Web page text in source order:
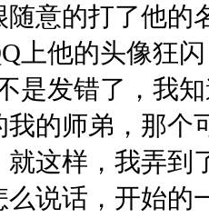
意的打了他的
上他的头像狂
是发错了，我
我的师弟，那个
这样，我弄到
说话，开始的